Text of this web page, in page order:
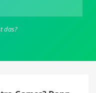
das?